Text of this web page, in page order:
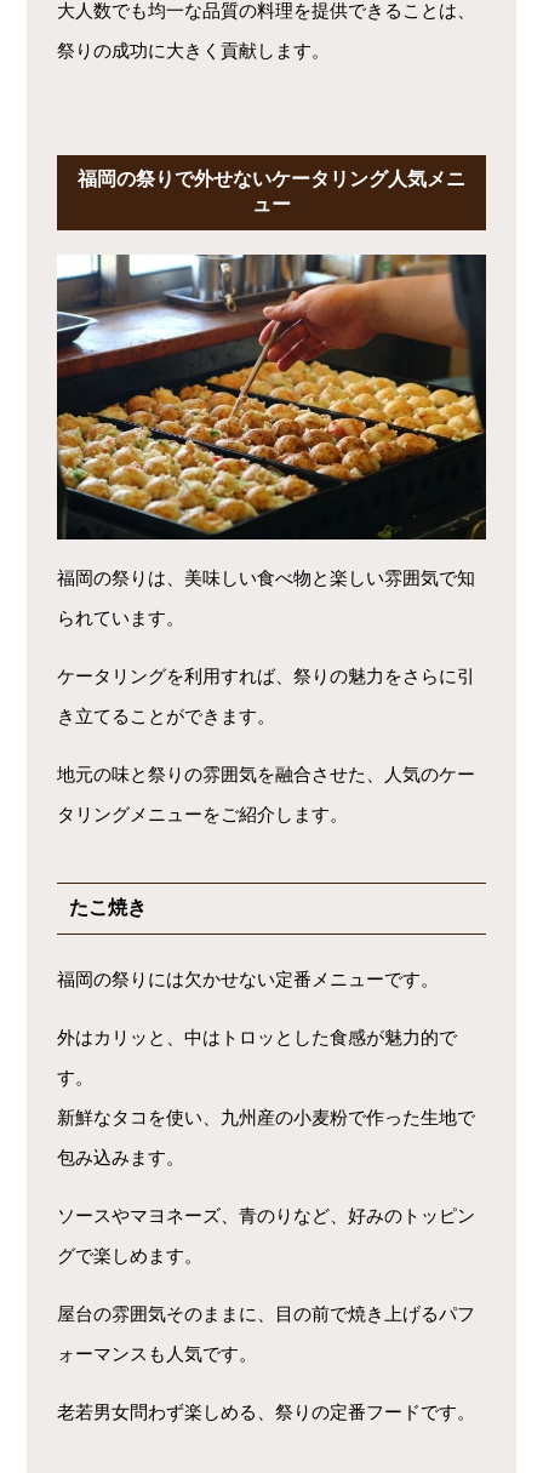
大人数でも均一な品質の料理を提供できることは、
祭りの成功に大きく貢献します。
福岡の祭りで外せないケータリング人気メニ
ュー
福岡の祭りは、美味しい食べ物と楽しい雰囲気で知
られています。
ケータリングを利用すれば、祭りの魅力をさらに引
き立てることができます。
地元の味と祭りの雰囲気を融合させた、人気のケー
タリングメニューをご紹介します。
たこ焼き
福岡の祭りには欠かせない定番メニューです。
外はカリッと、中はトロッとした食感が魅力的で
す。
新鮮なタコを使い、九州産の小麦粉で作った生地で
包み込みます。
ソースやマヨネーズ、青のりなど、好みのトッピン
グで楽しめます。
屋台の雰囲気そのままに、目の前で焼き上げるパフ
ォーマンスも人気です。
老若男女問わず楽しめる、祭りの定番フードです。